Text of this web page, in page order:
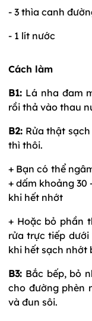
- 3 thìa canh
- 1 lít nước
Cách làm
B1: Lá nha đam
rồi thả vào thau
B2: Rửa thật
thì thôi.
+ Bạn có thể
+ dấm khoảng 30
khi hết nhớt
+ Hoặc bỏ phần
rửa trực tiếp
khi hết sạch nhớt
B3: Bắc bếp, bỏ
cho đường phèn
và đun sôi.